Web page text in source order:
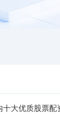
大优质股票